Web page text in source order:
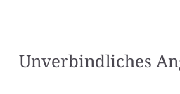
Unverbindliches